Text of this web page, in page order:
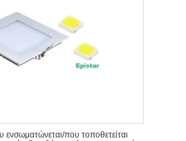
που τοποθετείται